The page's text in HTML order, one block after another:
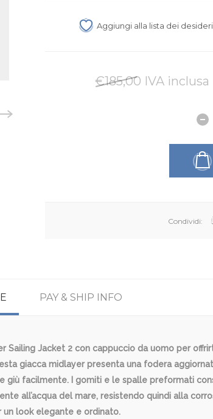
Aggiungi alla lista dei desideri
€185,00 IVA inclusa
Condividi:
PAY & SHIP INFO
Jacket 2 con cappuccio da uomo per
giacca midlayer presenta una fodera
facilmente. I gomiti e le spalle preformati
all’acqua del mare, resistendo quindi alla
look elegante e ordinato.